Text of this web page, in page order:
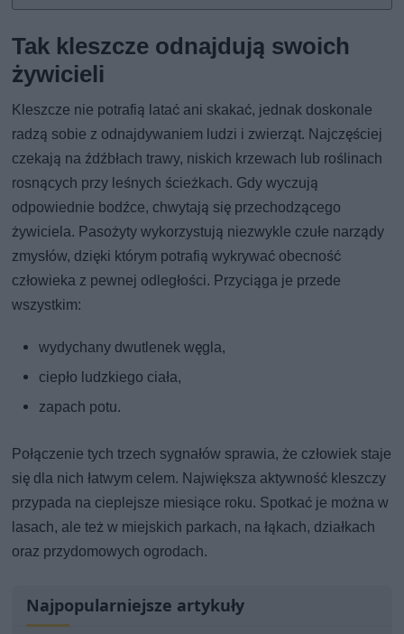
Tak kleszcze odnajdują swoich
żywicieli
Kleszcze nie potrafią latać ani skakać, jednak doskonale
radzą sobie z odnajdywaniem ludzi i zwierząt. Najczęściej
czekają na źdźbłach trawy, niskich krzewach lub roślinach
rosnących przy leśnych ścieżkach. Gdy wyczują
odpowiednie bodźce, chwytają się przechodzącego
żywiciela. Pasożyty wykorzystują niezwykle czułe narządy
zmysłów, dzięki którym potrafią wykrywać obecność
człowieka z pewnej odległości. Przyciąga je przede
wszystkim:
wydychany dwutlenek węgla,
ciepło ludzkiego ciała,
zapach potu.
Połączenie tych trzech sygnałów sprawia, że człowiek staje
się dla nich łatwym celem. Największa aktywność kleszczy
przypada na cieplejsze miesiące roku. Spotkać je można w
lasach, ale też w miejskich parkach, na łąkach, działkach
oraz przydomowych ogrodach.
Najpopularniejsze artykuły